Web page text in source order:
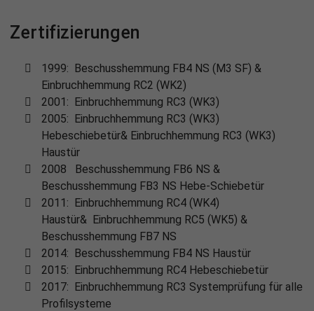
Zertifizierungen
1999: Beschusshemmung FB4 NS (M3 SF) &
Einbruchhemmung RC2 (WK2)
2001: Einbruchhemmung RC3 (WK3)
2005: Einbruchhemmung RC3 (WK3)
Hebeschiebetür& Einbruchhemmung RC3 (WK3)
Haustür
2008 Beschusshemmung FB6 NS &
Beschusshemmung FB3 NS Hebe-Schiebetür
2011: Einbruchhemmung RC4 (WK4)
Haustür& Einbruchhemmung RC5 (WK5) &
Beschusshemmung FB7 NS
2014: Beschusshemmung FB4 NS Haustür
2015: Einbruchhemmung RC4 Hebeschiebetür
2017: Einbruchhemmung RC3 Systemprüfung für alle
Profilsysteme